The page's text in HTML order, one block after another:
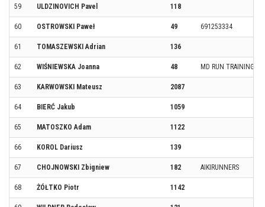
59 ULDZINOVICH Pavel 118
60 OSTROWSKI Paweł 49 691253334
61 TOMASZEWSKI Adrian 136
62 WIŚNIEWSKA Joanna 48 MD RUN TRAINING
63 KARWOWSKI Mateusz 2087
64 BIERĆ Jakub 1059
65 MATOSZKO Adam 1122
66 KOROL Dariusz 139
67 CHOJNOWSKI Zbigniew 182 AIKIRUNNERS
68 ŻÓŁTKO Piotr 1142